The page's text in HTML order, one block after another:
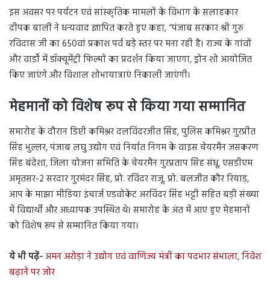
इस अवसर पर पर्यटन एवं सांस्कृतिक मामलों के विभाग के सलाहकार
दीपक बाली ने धन्यवाद ज्ञापित करते हुए कहा, “पंजाब सरकार श्री गुरु
रविदास जी का 650वां प्रकाश पर्व बड़े स्तर पर मना रही है। राज्य के गांवों
और वार्डों में डॉक्यूमेंट्री फिल्मों का प्रदर्शन किया जाएगा, ड्रोन शो आयोजित
किए जाएंगे और विशाल शोभायात्राएं निकाली जाएंगी।
मेहमानों को विशेष रूप से किया गया सम्मानित
समारोह के दौरान डिप्टी कमिश्नर दलविंदरजीत सिंह, पुलिस कमिश्नर गुरप्रीत
सिंह भुल्लर, पंजाब लघु उद्योग एवं निर्यात निगम के वाइस चेयरमैन जसकरण
सिंह बंदेशा, जिला योजना समिति के चेयरमैन गुरप्रताप सिंह संधू, एसडीएम
अमृतसर-2 सरदार गुरमंदर सिंह, प्रो. रविंदर राजू, प्रो. बलजीत कौर रियाड़,
आप के माझा मीडिया इंचार्ज एडवोकेट अरविंदर सिंह भट्टी सहित बड़ी संख्या
में विद्यार्थी और अध्यापक उपस्थित थे। समारोह के अंत में आए हुए मेहमानों
को विशेष रूप से सम्मानित किया गया।
ये भी पढ़ें-अमन अरोड़ा ने उद्योग एवं वाणिज्य मंत्री का पदभार संभाला, निवेश
बढ़ाने पर जोर